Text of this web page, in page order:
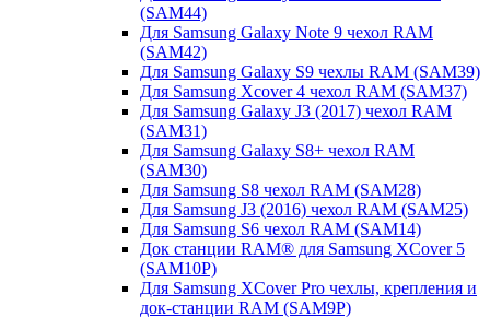
(SAM44)
Для Samsung Galaxy Note 9 чехол RAM
(SAM42)
Для Samsung Galaxy S9 чехлы RAM (SAM39)
Для Samsung Xcover 4 чехол RAM (SAM37)
Для Samsung Galaxy J3 (2017) чехол RAM
(SAM31)
Для Samsung Galaxy S8+ чехол RAM
(SAM30)
Для Samsung S8 чехол RAM (SAM28)
Для Samsung J3 (2016) чехол RAM (SAM25)
Для Samsung S6 чехол RAM (SAM14)
Док станции RAM® для Samsung XCover 5
(SAM10P)
Для Samsung XCover Pro чехлы, крепления и
док-станции RAM (SAM9P)